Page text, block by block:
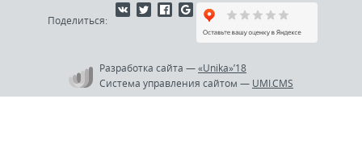
Поделиться:
Разработка сайта —«Unika»’18
Система управления сайтом — UMI.CMS